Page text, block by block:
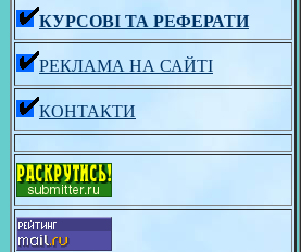
КУРСОВІ ТА РЕФЕРАТИ
РЕКЛАМА НА САЙТІ
КОНТАКТИ